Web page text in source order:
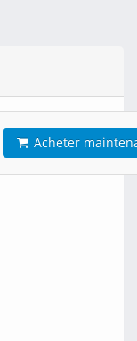
Acheter